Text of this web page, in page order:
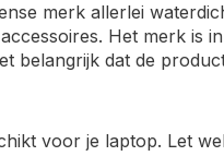
merk allerlei
Het merk is
belangrijk dat de
voor je laptop. Let